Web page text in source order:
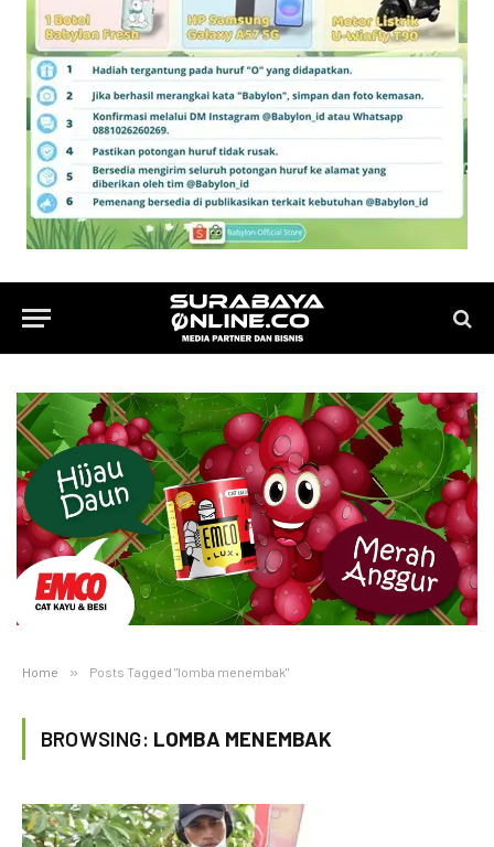
Home » Posts Tagged "lomba menembak"
BROWSING: LOMBA MENEMBAK